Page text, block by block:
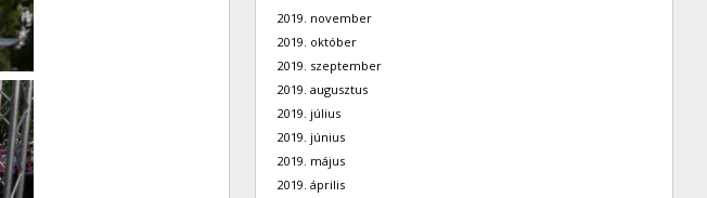
2019. november
2019. október
2019. szeptember
2019. augusztus
2019. július
2019. június
2019. május
2019. április